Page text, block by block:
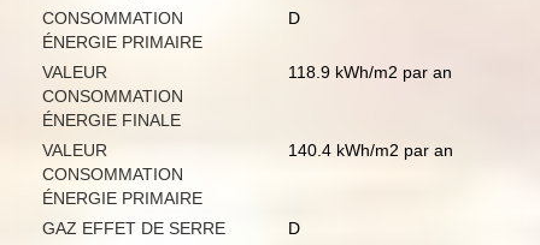
CONSOMMATION
ÉNERGIE PRIMAIRE
D
VALEUR
CONSOMMATION
ÉNERGIE FINALE
118.9 kWh/m2 par an
VALEUR
CONSOMMATION
ÉNERGIE PRIMAIRE
140.4 kWh/m2 par an
GAZ EFFET DE SERRE
D